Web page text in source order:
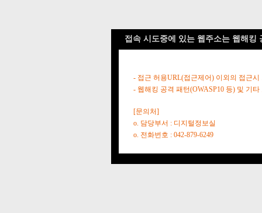
접속 시도중에 있는 웹주소는 웹해킹
- 접근 허용URL(접근제어) 이외의 접근시
- 웹해킹 공격 패턴(OWASP10 등) 및 기
[문의처]
o. 담당부서 : 디지털정보실
o. 전화번호 : 042-879-6249